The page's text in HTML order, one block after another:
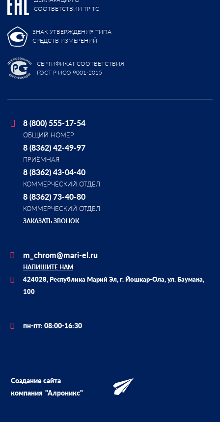
СООТВЕТСТВИИ ТР ТС
ЗНАК УТВЕРЖДЕНИЯ ТИПА
СРЕДСТВ ИЗМЕРЕНИЙ
СЕРТИФИКАТ СООТВЕТСТВИЯ
ГОСТ Р ИСО 9001-2015
8 (800) 555-17-54
ОБЩИЙ НОМЕР
8 (8362) 42-49-97
ПРИЁМНАЯ
8 (8362) 43-04-40
КОММЕРЧЕСКИЙ ОТДЕЛ
8 (8362) 73-40-80
КОММЕРЧЕСКИЙ ОТДЕЛ
ЗАКАЗАТЬ ЗВОНОК
m_chrom@mari-el.ru
НАПИШИТЕ НАМ
424028, Республика Марий Эл, г. Йошкар-Ола, ул. Баумана,
100
пн-пт: 08:00-16:30
Создание сайта
компания "Алроникс"